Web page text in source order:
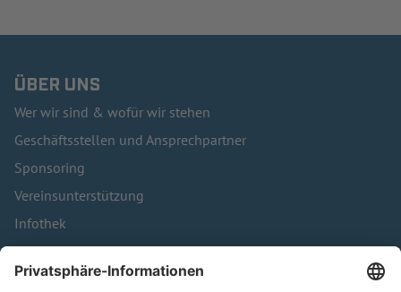
ÜBER UNS
Wer wir sind & wofür wir stehen
Geschäftsstellen und Ansprechpartner
Sponsoring
Vereinsunterstützung
Infothek
Kontakt